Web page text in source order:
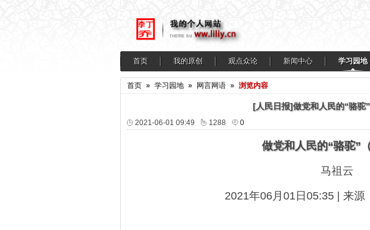
首页 我的原创 观点众论 新闻中心 学习园地
首页 » 学习园地 » 网言网语 » 浏览内容
[人民日报]做党和人民的“骆驼”
2021-06-01 09:49 1288 0
做党和人民的“骆驼”
马祖云
2021年06月01日05:35 | 来源